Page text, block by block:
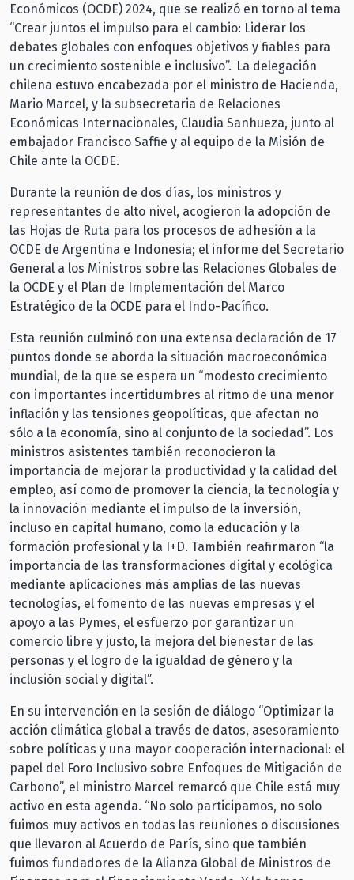
Económicos (OCDE) 2024, que se realizó en torno al tema
“Crear juntos el impulso para el cambio: Liderar los
debates globales con enfoques objetivos y fiables para
un crecimiento sostenible e inclusivo”. La delegación
chilena estuvo encabezada por el ministro de Hacienda,
Mario Marcel, y la subsecretaria de Relaciones
Económicas Internacionales, Claudia Sanhueza, junto al
embajador Francisco Saffie y al equipo de la Misión de
Chile ante la OCDE.
Durante la reunión de dos días, los ministros y
representantes de alto nivel, acogieron la adopción de
las Hojas de Ruta para los procesos de adhesión a la
OCDE de Argentina e Indonesia; el informe del Secretario
General a los Ministros sobre las Relaciones Globales de
la OCDE y el Plan de Implementación del Marco
Estratégico de la OCDE para el Indo-Pacífico.
Esta reunión culminó con una extensa declaración de 17
puntos donde se aborda la situación macroeconómica
mundial, de la que se espera un “modesto crecimiento
con importantes incertidumbres al ritmo de una menor
inflación y las tensiones geopolíticas, que afectan no
sólo a la economía, sino al conjunto de la sociedad”. Los
ministros asistentes también reconocieron la
importancia de mejorar la productividad y la calidad del
empleo, así como de promover la ciencia, la tecnología y
la innovación mediante el impulso de la inversión,
incluso en capital humano, como la educación y la
formación profesional y la I+D. También reafirmaron “la
importancia de las transformaciones digital y ecológica
mediante aplicaciones más amplias de las nuevas
tecnologías, el fomento de las nuevas empresas y el
apoyo a las Pymes, el esfuerzo por garantizar un
comercio libre y justo, la mejora del bienestar de las
personas y el logro de la igualdad de género y la
inclusión social y digital”.
En su intervención en la sesión de diálogo “Optimizar la
acción climática global a través de datos, asesoramiento
sobre políticas y una mayor cooperación internacional: el
papel del Foro Inclusivo sobre Enfoques de Mitigación de
Carbono”, el ministro Marcel remarcó que Chile está muy
activo en esta agenda. “No solo participamos, no solo
fuimos muy activos en todas las reuniones o discusiones
que llevaron al Acuerdo de París, sino que también
fuimos fundadores de la Alianza Global de Ministros de